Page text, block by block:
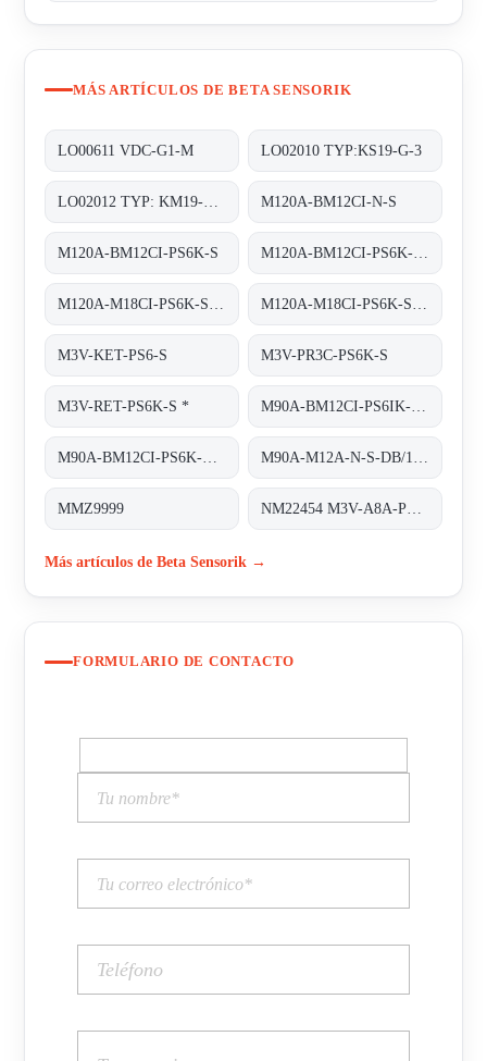
MÁS ARTÍCULOS DE BETA SENSORIK
LO00611 VDC-G1-M LO02010 TYP:KS19-G-3
M120A-BM12CI-N-S
M120A-BM12CI-PS6K-S
M3V-KET-PS6-S M3V-PR3C-PS6K-S
M3V-RET-PS6K-S *
MMZ9999
Más artículos de Beta Sensorik →
FORMULARIO DE CONTACTO